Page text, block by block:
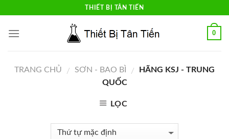
content
THIẾT BỊ TÂN TIẾN
0
TRANG CHỦ / SƠN - BAO BÌ /
HÃNG KSJ - TRUNG
QUỐC
LỌC